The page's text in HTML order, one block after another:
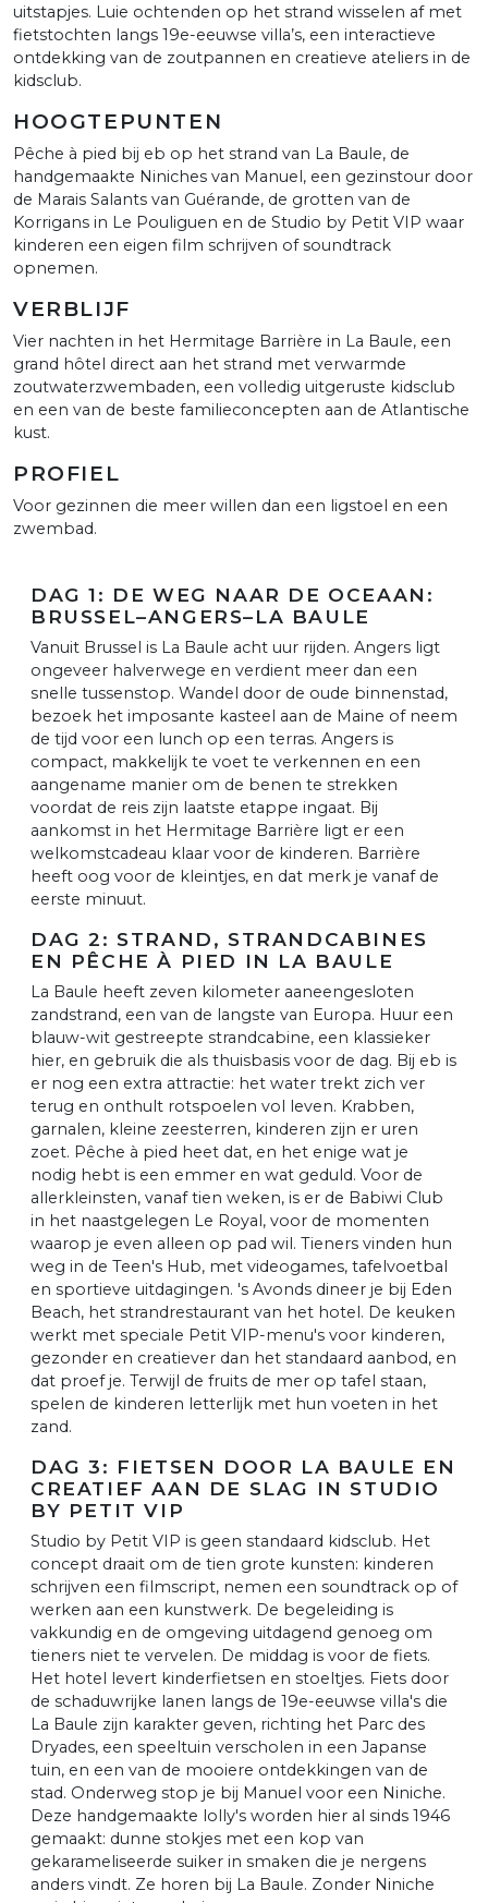
uitstapjes. Luie ochtenden op het strand wisselen af met
fietstochten langs 19e-eeuwse villa’s, een interactieve
ontdekking van de zoutpannen en creatieve ateliers in de
kidsclub.
HOOGTEPUNTEN
Pêche à pied bij eb op het strand van La Baule, de
handgemaakte Niniches van Manuel, een gezinstour door
de Marais Salants van Guérande, de grotten van de
Korrigans in Le Pouliguen en de Studio by Petit VIP waar
kinderen een eigen film schrijven of soundtrack
opnemen.
VERBLIJF
Vier nachten in het Hermitage Barrière in La Baule, een
grand hôtel direct aan het strand met verwarmde
zoutwaterzwembaden, een volledig uitgeruste kidsclub
en een van de beste familieconcepten aan de Atlantische
kust.
PROFIEL
Voor gezinnen die meer willen dan een ligstoel en een
zwembad.
DAG 1: DE WEG NAAR DE OCEAAN:
BRUSSEL–ANGERS–LA BAULE
Vanuit Brussel is La Baule acht uur rijden. Angers ligt
ongeveer halverwege en verdient meer dan een
snelle tussenstop. Wandel door de oude binnenstad,
bezoek het imposante kasteel aan de Maine of neem
de tijd voor een lunch op een terras. Angers is
compact, makkelijk te voet te verkennen en een
aangename manier om de benen te strekken
voordat de reis zijn laatste etappe ingaat. Bij
aankomst in het Hermitage Barrière ligt er een
welkomstcadeau klaar voor de kinderen. Barrière
heeft oog voor de kleintjes, en dat merk je vanaf de
eerste minuut.
DAG 2: STRAND, STRANDCABINES
EN PÊCHE À PIED IN LA BAULE
La Baule heeft zeven kilometer aaneengesloten
zandstrand, een van de langste van Europa. Huur een
blauw-wit gestreepte strandcabine, een klassieker
hier, en gebruik die als thuisbasis voor de dag. Bij eb is
er nog een extra attractie: het water trekt zich ver
terug en onthult rotspoelen vol leven. Krabben,
garnalen, kleine zeesterren, kinderen zijn er uren
zoet. Pêche à pied heet dat, en het enige wat je
nodig hebt is een emmer en wat geduld. Voor de
allerkleinsten, vanaf tien weken, is er de Babiwi Club
in het naastgelegen Le Royal, voor de momenten
waarop je even alleen op pad wil. Tieners vinden hun
weg in de Teen's Hub, met videogames, tafelvoetbal
en sportieve uitdagingen. 's Avonds dineer je bij Eden
Beach, het strandrestaurant van het hotel. De keuken
werkt met speciale Petit VIP-menu's voor kinderen,
gezonder en creatiever dan het standaard aanbod, en
dat proef je. Terwijl de fruits de mer op tafel staan,
spelen de kinderen letterlijk met hun voeten in het
zand.
DAG 3: FIETSEN DOOR LA BAULE EN
CREATIEF AAN DE SLAG IN STUDIO
BY PETIT VIP
Studio by Petit VIP is geen standaard kidsclub. Het
concept draait om de tien grote kunsten: kinderen
schrijven een filmscript, nemen een soundtrack op of
werken aan een kunstwerk. De begeleiding is
vakkundig en de omgeving uitdagend genoeg om
tieners niet te vervelen. De middag is voor de fiets.
Het hotel levert kinderfietsen en stoeltjes. Fiets door
de schaduwrijke lanen langs de 19e-eeuwse villa's die
La Baule zijn karakter geven, richting het Parc des
Dryades, een speeltuin verscholen in een Japanse
tuin, en een van de mooiere ontdekkingen van de
stad. Onderweg stop je bij Manuel voor een Niniche.
Deze handgemaakte lolly's worden hier al sinds 1946
gemaakt: dunne stokjes met een kop van
gekarameliseerde suiker in smaken die je nergens
anders vindt. Ze horen bij La Baule. Zonder Niniche